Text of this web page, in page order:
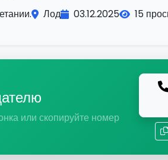
Лод 03.12.2025 15
или скопируйте номер